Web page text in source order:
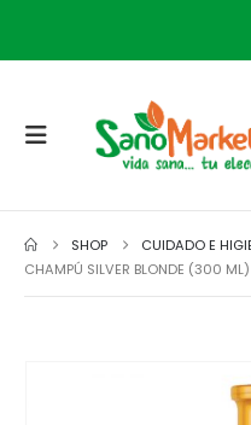
SHOP CUIDADO E
CHAMPÚ SILVER BLONDE (300 ML)